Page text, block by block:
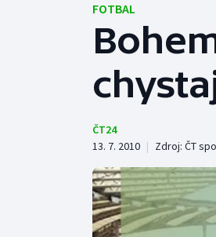
Hokej
Tenis
Cyklistika
FOTBAL
ČT24
13. 7. 2010 | Zdroj: ČT